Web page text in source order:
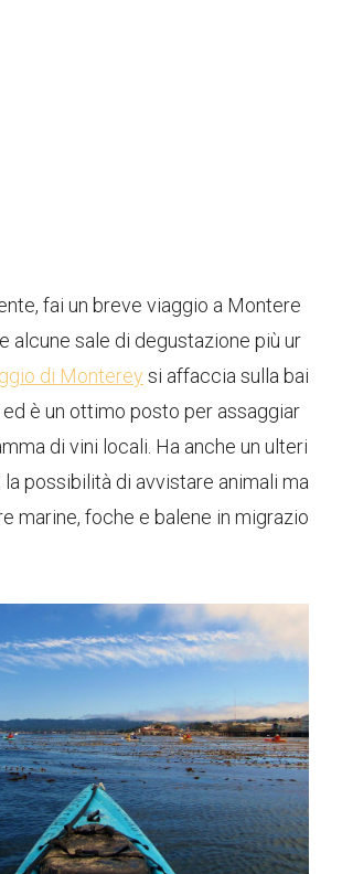
fai un breve viaggio a Montere
alcune sale di degustazione più ur
di Monterey si affaccia sulla bai
è un ottimo posto per assaggiar
di vini locali. Ha anche un ulteri
la possibilità di avvistare animali ma
marine, foche e balene in migrazio